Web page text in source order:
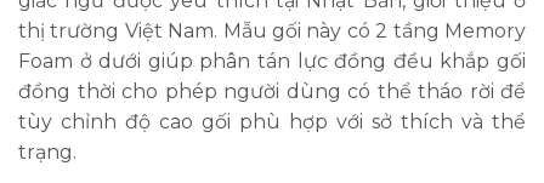
thị trường Việt Nam. Mẫu gối này có 2 tầng Memory
Foam ở dưới giúp phân tán lực đồng đều khắp gối
đồng thời cho phép người dùng có thể tháo rời để
tùy chỉnh độ cao gối phù hợp với sở thích và thể
trạng.